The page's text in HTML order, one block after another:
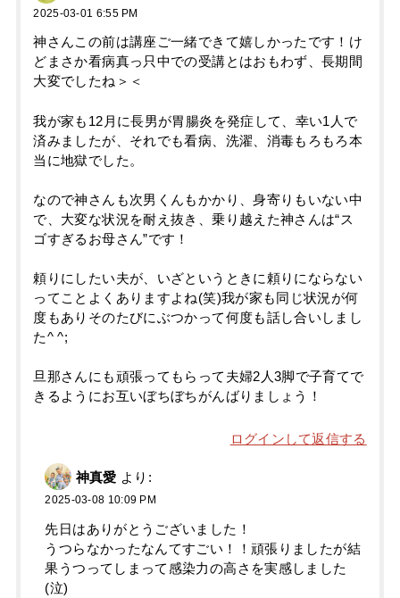
2025-03-01 6:55 PM
神さんこの前は講座ご一緒できて嬉しかったです！け
どまさか看病真っ只中での受講とはおもわず、長期間
大変でしたね＞＜
我が家も12月に長男が胃腸炎を発症して、幸い1人で
済みましたが、それでも看病、洗濯、消毒もろもろ本
当に地獄でした。
なので神さんも次男くんもかかり、身寄りもいない中
で、大変な状況を耐え抜き、乗り越えた神さんは“ス
ゴすぎるお母さん”です！
頼りにしたい夫が、いざというときに頼りにならない
ってことよくありますよね(笑)我が家も同じ状況が何
度もありそのたびにぶつかって何度も話し合いしまし
た^ ^;
旦那さんにも頑張ってもらって夫婦2人3脚で子育てで
きるようにお互いぼちぼちがんばりましょう！
ログインして返信する
神真愛 より:
2025-03-08 10:09 PM
先日はありがとうございました！
うつらなかったなんてすごい！！頑張りましたが結
果うつってしまって感染力の高さを実感しました
(泣)